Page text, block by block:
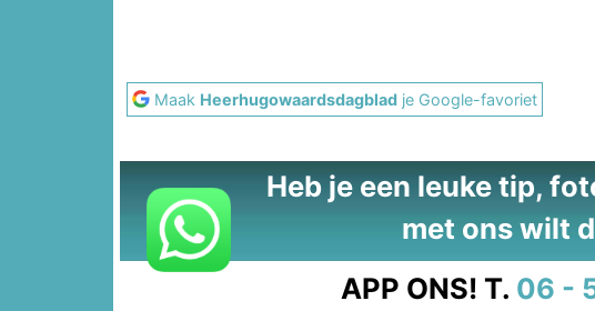
Maak Heerhugowaardsdagblad je Google-favoriet
Heb je een leuke tip,
met ons wilt
APP ONS! T. 06 -